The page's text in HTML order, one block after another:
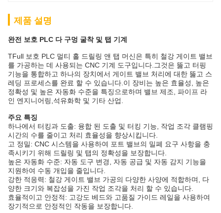
제품 설명
완전 보호 PLC 다 구멍 굴착 및 탭 기계
TFull 보호 PLC 멀티 홀 드릴링 앤 탭 머신은 특히 철강 게이트 밸브
를 가공하는 데 사용되는 CNC 기계 도구입니다.그것은 뚫고 터핑
기능을 통합하고 하나의 장치에서 게이트 밸브 처리에 대한 뚫고 스
레딩 프로세스를 완료 할 수 있습니다.이 장비는 높은 효율성, 높은
정확성 및 높은 자동화 수준을 특징으로하며 밸브 제조, 파이프 라
인 엔지니어링,석유화학 및 기타 산업.
주요 특징
하나에서 터킹과 도출: 융합 된 도출 및 터킹 기능, 작업 조각 클램핑
시간의 수를 줄이고 처리 효율성을 향상시킵니다.
고 정밀: CNC 시스템을 사용하여 포트 밸브의 밀폐 요구 사항을 충
족시키기 위해 드릴링 및 탭의 정확성을 보장합니다.
높은 자동화 수준: 자동 도구 변경, 자동 공급 및 자동 감지 기능을
지원하여 수동 개입을 줄입니다.
강한 적응력: 철강 게이트 밸브 가공의 다양한 사양에 적합하며, 다
양한 크기와 복잡성을 가진 작업 조각을 처리 할 수 있습니다.
효율적이고 안정적: 고강도 베드와 고품질 가이드 레일을 사용하여
장기적으로 안정적인 작동을 보장합니다.